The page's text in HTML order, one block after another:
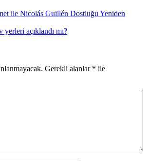
ile Nicolás Guillén Dostluğu Yeniden
yerleri açıklandı mı?
Gerekli alanlar * ile